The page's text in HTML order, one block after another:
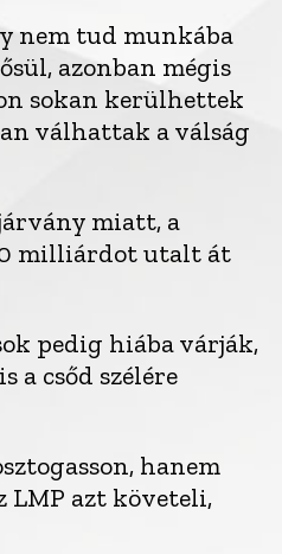
nem tud munkába
azonban mégis
sokan kerülhettek
válhattak a válság
miatt, a
milliárdot utalt át
pedig hiába várják,
a csőd szélére
hanem
LMP azt követeli,